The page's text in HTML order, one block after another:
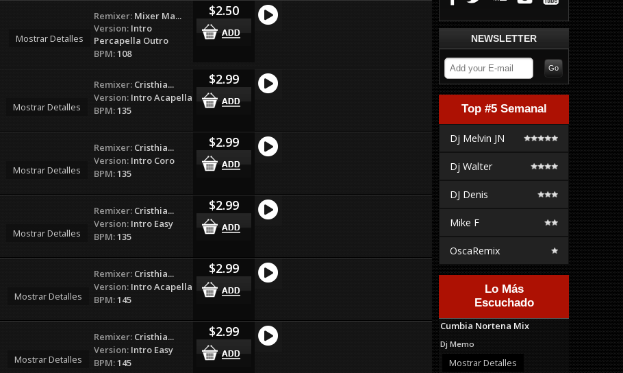
Mostrar Detalles
Remixer: Mixer Ma...
Version: Intro
Percapella Outro
BPM:108
$2.50
Mostrar Detalles
Remixer: Cristhia...
Version: Intro Acapella
BPM:135
$2.99
Mostrar Detalles
Remixer: Cristhia...
Version: Intro Coro
BPM:135
$2.99
Mostrar Detalles
Remixer: Cristhia...
Version: Intro Easy
BPM:135
$2.99
Mostrar Detalles
Remixer: Cristhia...
Version: Intro Acapella
BPM:145
$2.99
Mostrar Detalles
Remixer: Cristhia...
Version: Intro Easy
BPM:145
$2.99
NEWSLETTER
Top #5 Semanal
Dj Melvin JN
Dj Walter
DJ Denis
Mike F
OscaRemix
Lo Más
Escuchado
Cumbia Nortena Mix
Dj Memo
Mostrar Detalles